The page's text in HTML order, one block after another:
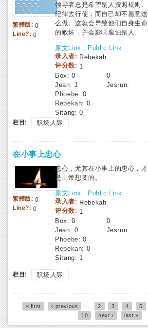
繁體版: 0
Line?:0
领导者总是希望别人按照规则、
纪律去行使，而自己却不愿意这
么做。这就会导致他们自身生命
的败坏，并会影响腐蚀别人。
原文Link
Public Link
录入者: Rebekah
评分数: 1
Box:0
Jean: 1 Jesrun:
0
Phoebe: 0
Rebekah: 0
Sitang: 0
栏目: 职场人际
在小事上忠心
繁體版: 0
Line?:0
忠心，尤其在小事上的忠心，才
是上帝想要的。
原文Link
Public Link
录入者: Rebekah
评分数: 1
Box:0
Jean: 0 Jesrun:
0
Phoebe: 0
Rebekah: 0
Sitang: 1
栏目:
职场人际
Pages« first ‹ previous 2 3 4 5
10
next › last »